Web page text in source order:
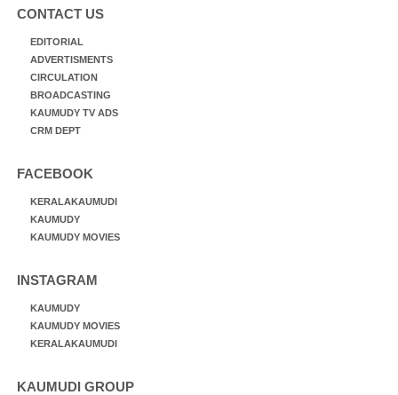
CONTACT US
EDITORIAL
ADVERTISMENTS
CIRCULATION
BROADCASTING
KAUMUDY TV ADS
CRM DEPT
FACEBOOK
KERALAKAUMUDI
KAUMUDY
KAUMUDY MOVIES
INSTAGRAM
KAUMUDY
KAUMUDY MOVIES
KERALAKAUMUDI
KAUMUDI GROUP